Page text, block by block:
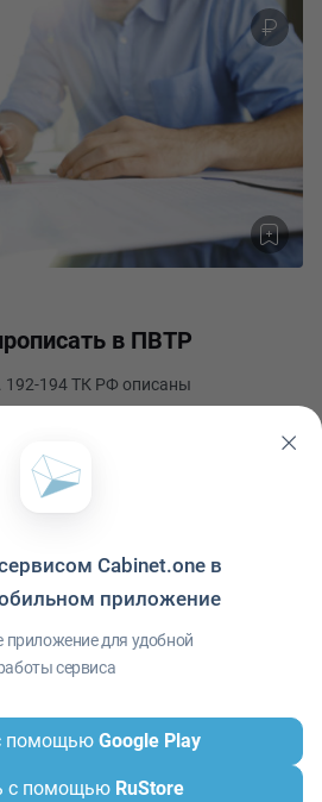
в ПВТР
192­­­­-194 ТК РФ описаны
и порядок их применения,
практика, в которой суд
доказывает о существовани
2023
Условия использования ·
Информационный центр"
Cabinet.one в
приложение
приложение для удобной
сервиса
помощью Google Play
с помощью RuStore